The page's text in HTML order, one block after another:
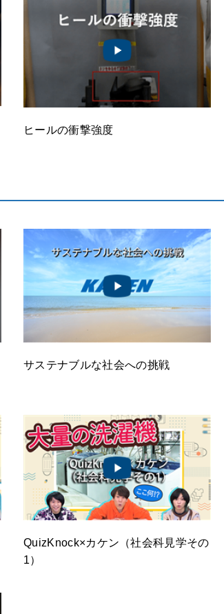
ヒールの衝撃強度
サステナブルな社会への挑戦
QuizKnock×カケン（社会科見学その
1）